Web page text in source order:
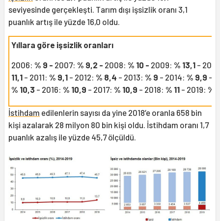
seviyesinde gerçekleşti. Tarım dışı işsizlik oranı 3,1
puanlık artış ile yüzde 16,0 oldu.
Yıllara göre işsizlik oranları
2006: % 9 - 2007: % 9,2 - 2008: % 10 - 2009: % 13,1 -
11,1 - 2011: % 9,1 - 2012: % 8,4 - 2013: % 9 - 2014: % 9,9 -
% 10,3 - 2016: % 10,9 - 2017: % 10,9 - 2018: % 11 - 2019: %
İstihdam edilenlerin sayısı da yine 2018’e oranla 658 bin
kişi azalarak 28 milyon 80 bin kişi oldu. İstihdam oranı 1,7
puanlık azalış ile yüzde 45,7 ölçüldü.